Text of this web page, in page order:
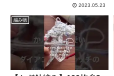
2023.05.23
編み物